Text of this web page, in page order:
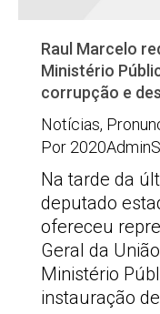
Raul Marcelo
Ministério
corrupção e
Notícias,
Por
Na tarde da
deputado
ofereceu
Geral da
Ministério
instauração